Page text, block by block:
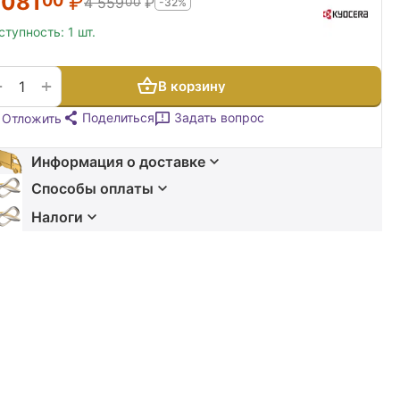
1 шт.
+ В корзину
Отложить Поделиться Задать вопрос
Информация о доставке
Способы оплаты
Налоги